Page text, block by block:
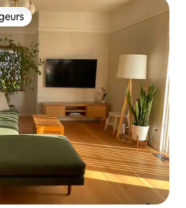
les plus appréciés